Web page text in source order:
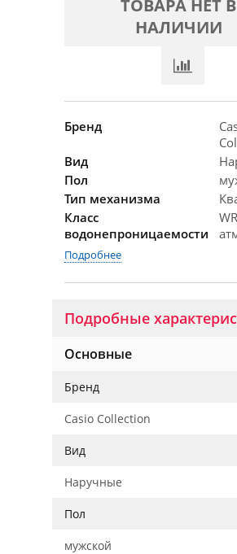
ТОВАРА НЕТ В
НАЛИЧИИ
Бренд
Вид
Пол
Тип механизма
Класс
водонепроницаемости
Подробнее
Подробные
Основные
Бренд
Casio Collection
Вид
Наручные
Пол
мужской